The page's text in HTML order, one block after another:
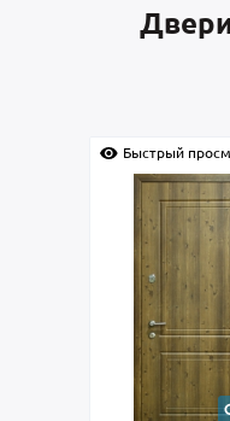
Быстрый просмотр